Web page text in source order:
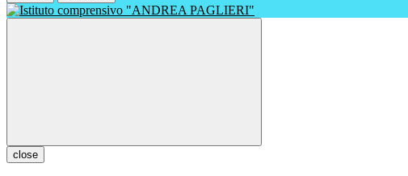
close